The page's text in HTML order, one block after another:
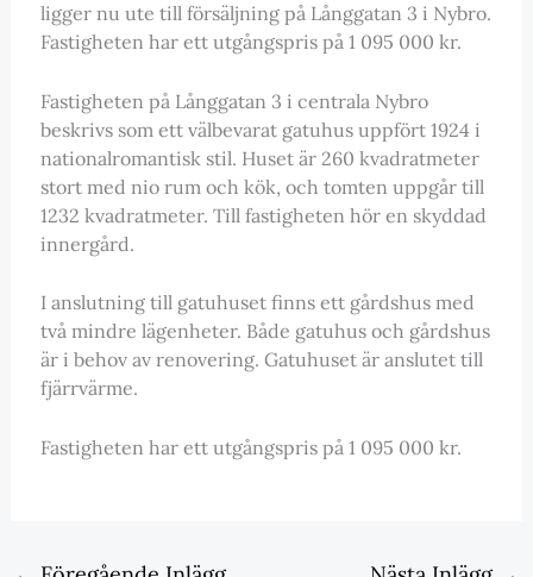
ligger nu ute till försäljning på Långgatan 3 i Nybro.
Fastigheten har ett utgångspris på 1 095 000 kr.
Fastigheten på Långgatan 3 i centrala Nybro
beskrivs som ett välbevarat gatuhus uppfört 1924 i
nationalromantisk stil. Huset är 260 kvadratmeter
stort med nio rum och kök, och tomten uppgår till
1232 kvadratmeter. Till fastigheten hör en skyddad
innergård.
I anslutning till gatuhuset finns ett gårdshus med
två mindre lägenheter. Både gatuhus och gårdshus
är i behov av renovering. Gatuhuset är anslutet till
fjärrvärme.
Fastigheten har ett utgångspris på 1 095 000 kr.